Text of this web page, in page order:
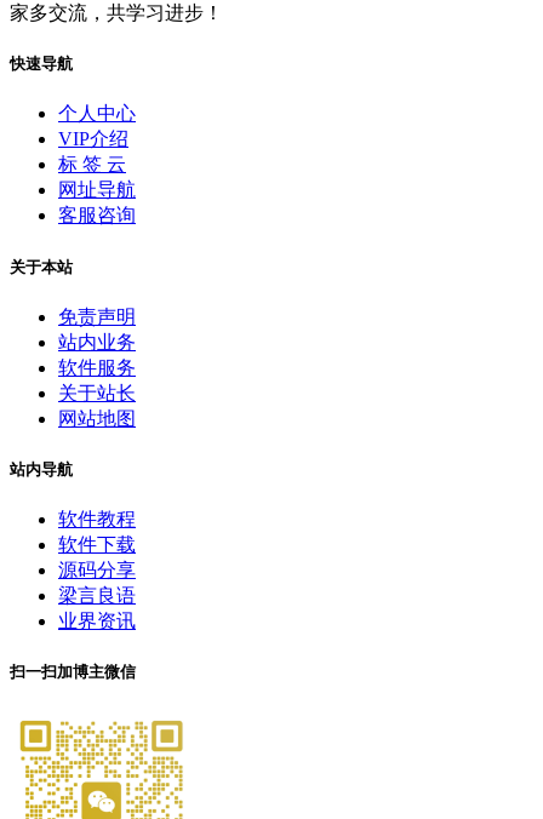
家多交流，共学习进步！
快速导航
个人中心
VIP介绍
标 签 云
网址导航
客服咨询
关于本站
免责声明
站内业务
软件服务
关于站长
网站地图
站内导航
软件教程
软件下载
源码分享
梁言良语
业界资讯
扫一扫加博主微信